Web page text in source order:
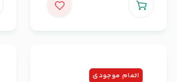
اتمام موجودی